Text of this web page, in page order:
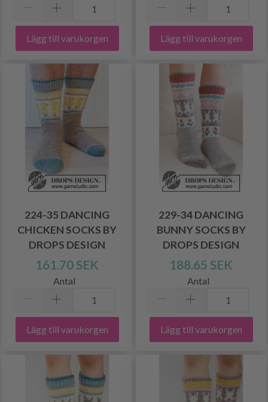
Lägg till varukorgen Lägg till varukorgen
224-35 DANCING
CHICKEN SOCKS BY
DROPS DESIGN
161.70 SEK
Antal
Lägg till varukorgen
229-34 DANCING
BUNNY SOCKS BY
DROPS DESIGN
188.65 SEK
Antal
Lägg till varukorgen